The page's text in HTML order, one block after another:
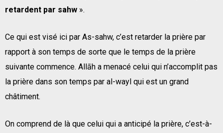
retardent par sahw ».
Ce qui est visé ici par As-sahw, c’est retarder la prière par
rapport à son temps de sorte que le temps de la prière
suivante commence. Allāh a menacé celui qui n’accomplit pas
la prière dans son temps par al-wayl qui est un grand
châtiment.
On comprend de là que celui qui a anticipé la prière, c’est-à-